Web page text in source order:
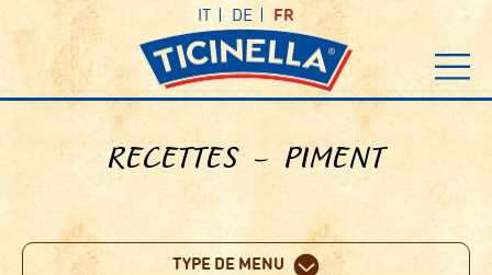
IT DE FR
RECETTES – PIMENT
TYPE DE MENU